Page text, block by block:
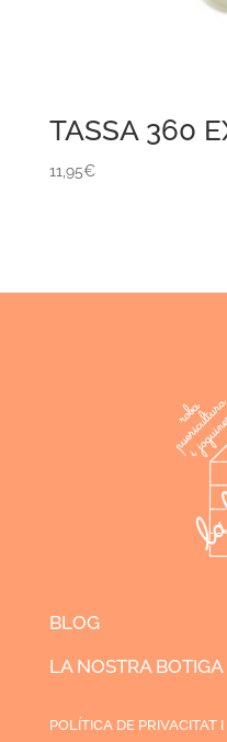
TASSA 360
11,95€
BLOG
LA NOSTRA BOTIGA
POLÍTICA DE PRIVACITAT